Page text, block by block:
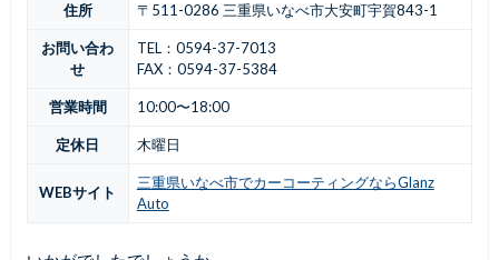
住所 〒511-0286 三重県いなべ市大安町宇賀843-1
お問い合わ
せ
TEL：0594-37-7013
FAX：0594-37-5384
営業時間 10:00〜18:00
定休日 木曜日
WEBサイト
三重県いなべ市でカーコーティングならGlanz
Auto